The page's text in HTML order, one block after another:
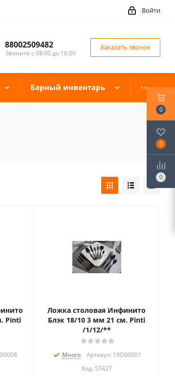
Войти
88002509482
Звоните с 08:00 до 16:00
Заказать звонок
Барный инвентарь
Ложка столовая Инфинито
Блэк 18/10 3 мм 21 см. Pinti
/1/12/**
Много
Артикул: 19D00001
Код: 57427
0
0
0